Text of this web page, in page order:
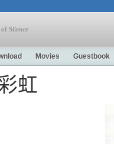
Silence
Movies Guestbook
虹